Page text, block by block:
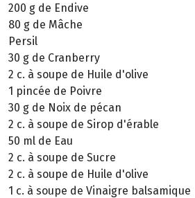
200 g de Endive
80 g de Mâche
Persil
30 g de Cranberry
2 c. à soupe de Huile d'olive
1 pincée de Poivre
30 g de Noix de pécan
2 c. à soupe de Sirop d'érable
50 ml de Eau
2 c. à soupe de Sucre
2 c. à soupe de Huile d'olive
1 c. à soupe de Vinaigre balsamique